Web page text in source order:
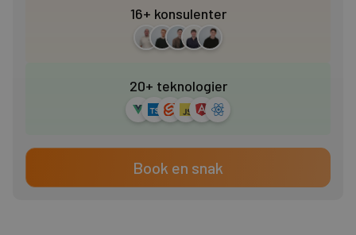
16+ konsulenter
20+ teknologier
Book en snak